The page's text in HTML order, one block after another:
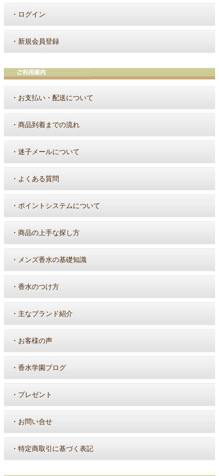
・ ログイン
・ 新規会員登録
・ お支払い・配送について
・ 商品到着までの流れ
・ 迷子メールについて
・ よくある質問
・ ポイントシステムについて
・ 商品の上手な探し方
・ メンズ香水の基礎知識
・ 香水のつけ方
・ 主なブランド紹介
・ お客様の声
・ 香水学園ブログ
・ プレゼント
・ お問い合せ
・ 特定商取引に基づく表記